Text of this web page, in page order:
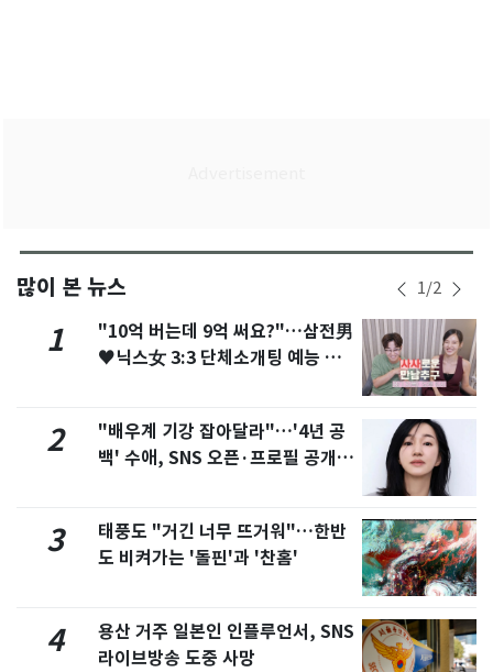
많이 본 뉴스 1/2
1
"10억 버는데 9억 써요?"…삼전男
♥닉스女 3:3 단체소개팅 예능 화
2
"배우계 기강 잡아달라"…'4년 공
백' 수애, SNS 오픈·프로필 공개
3
태풍도 "거긴 너무 뜨거워"…한반
도 비켜가는 '돌핀'과 '찬홈'
4
용산 거주 일본인 인플루언서, SNS
라이브방송 도중 사망